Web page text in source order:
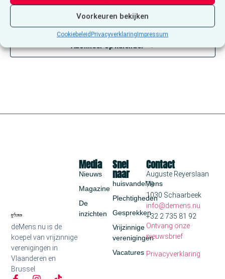
Voorkeuren bekijken
Cookiebeleid PrivacyverklaringImpressum
een
Evenementen
Abonneer op kalender
deMens.nu is de
koepel van vrijzinnige
verenigingen in
Vlaanderen en
Brussel
Snel
naar
huisvandeMens
Plechtigheden
Gesprekken
Vrijzinnige
verenigingen
Vacatures
Media
Nieuws
Magazine
De
inzichten
Contact
Auguste Reyerslaan
70
1030 Schaarbeek
info@demens.nu
+32 2 735 81 92
Ontvang onze
nieuwsbrief
Privacyverklaring